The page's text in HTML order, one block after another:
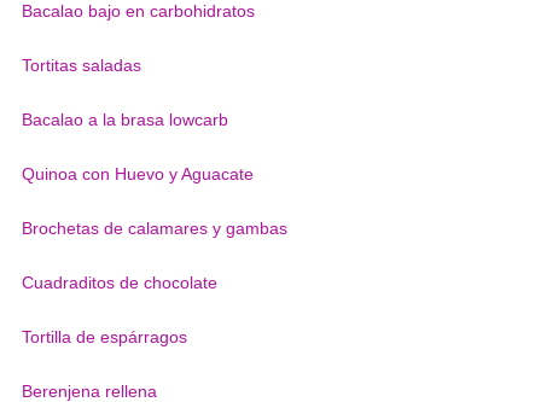
Bacalao bajo en carbohidratos
Tortitas saladas
Bacalao a la brasa lowcarb
Quinoa con Huevo y Aguacate
Brochetas de calamares y gambas
Cuadraditos de chocolate
Tortilla de espárragos
Berenjena rellena